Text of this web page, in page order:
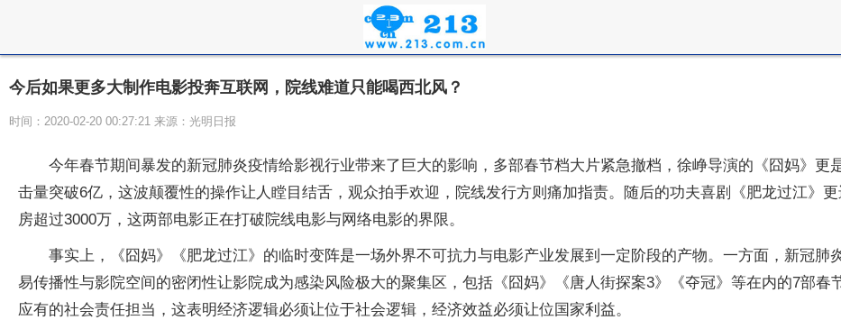
今后如果更多大制作电影投奔互联网，院线难道只能喝西北风？
时间：2020-02-20 00:27:21 来源：光明日报
今年春节期间暴发的新冠肺炎疫情给影视行业带来了巨大的影响，多部春节档大片紧急撤档，徐峥导演的《囧妈》更
击量突破6亿，这波颠覆性的操作让人瞠目结舌，观众拍手欢迎，院线发行方则痛加指责。随后的功夫喜剧《肥龙过江》
房超过3000万，这两部电影正在打破院线电影与网络电影的界限。
事实上，《囧妈》《肥龙过江》的临时变阵是一场外界不可抗力与电影产业发展到一定阶段的产物。一方面，新冠肺
易传播性与影院空间的密闭性让影院成为感染风险极大的聚集区，包括《囧妈》《唐人街探案3》《夺冠》等在内的7部
应有的社会责任担当，这表明经济逻辑必须让位于社会逻辑，经济效益必须让位国家利益。